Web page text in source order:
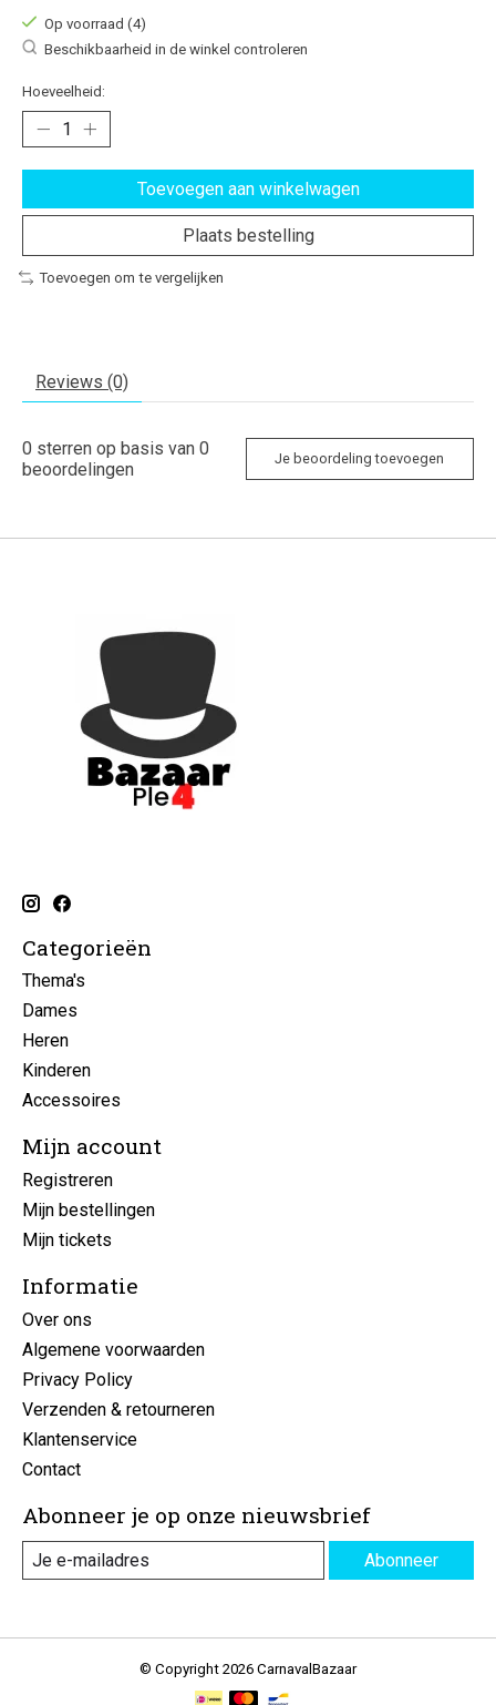
Op voorraad (4)
Beschikbaarheid in de winkel controleren
Hoeveelheid:
Toevoegen aan winkelwagen
Plaats bestelling
Toevoegen om te vergelijken
Reviews (0)
0 sterren op basis van 0
beoordelingen
Je beoordeling toevoegen
Categorieën
Thema's
Dames
Heren
Kinderen
Accessoires
Mijn account
Registreren
Mijn bestellingen
Mijn tickets
Informatie
Over ons
Algemene voorwaarden
Privacy Policy
Verzenden & retourneren
Klantenservice
Contact
Abonneer je op onze nieuwsbrief
Abonneer
© Copyright 2026 CarnavalBazaar